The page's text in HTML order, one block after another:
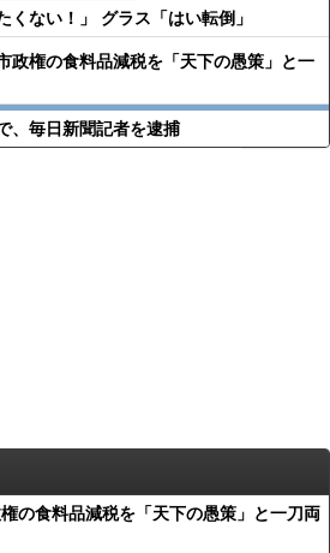
くない！」 グラス「はい転倒」
政権の食料品減税を「天下の愚策」と一
、毎日新聞記者を逮捕
の食料品減税を「天下の愚策」と一刀両